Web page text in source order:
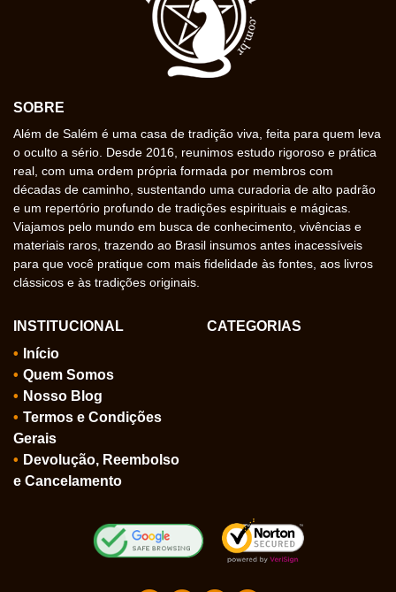
SOBRE
Além de Salém é uma casa de tradição viva, feita para quem leva
o oculto a sério. Desde 2016, reunimos estudo rigoroso e prática
real, com uma ordem própria formada por membros com
décadas de caminho, sustentando uma curadoria de alto padrão
e um repertório profundo de tradições espirituais e mágicas.
Viajamos pelo mundo em busca de conhecimento, vivências e
materiais raros, trazendo ao Brasil insumos antes inacessíveis
para que você pratique com mais fidelidade às fontes, aos livros
clássicos e às tradições originais.
INSTITUCIONAL
Início
Quem Somos
Nosso Blog
Termos e Condições
Gerais
Devolução, Reembolso
e Cancelamento
CATEGORIAS